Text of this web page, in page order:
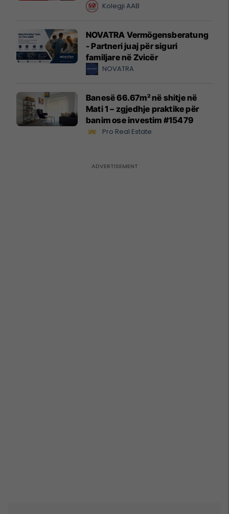
Kolegji AAB
NOVATRA Vermögensberatung
- Partneri juaj për siguri
familjare në Zvicër
NOVATRA
Banesë 66.67m² në shitje në
Mati 1 – zgjedhje praktike për
banim ose investim #15479
Pro Real Estate